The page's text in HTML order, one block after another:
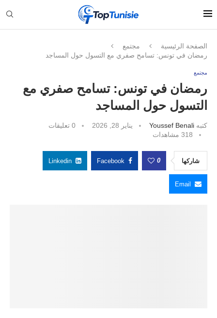
الصفحة الرئيسية
مجتمع
رمضان في تونس: تسامح صفري مع التسول حول المساجد
مجتمع
رمضان في تونس: تسامح صفري مع
التسول حول المساجد
كتبه Youssef Benali يناير 28, 2026
0 تعليقات
318 مشاهدات
شاركها 0
Facebook
Linkedin
Email